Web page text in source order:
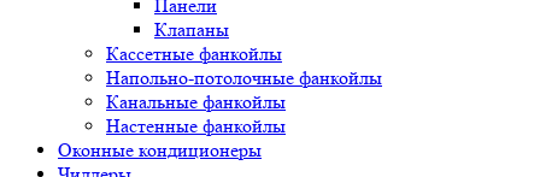
Панели
Клапаны
Кассетные фанкойлы
Напольно-потолочные фанкойлы
Канальные фанкойлы
Настенные фанкойлы
Оконные кондиционеры